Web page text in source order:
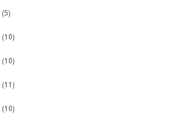
(5)
(10)
(10)
(11)
(10)